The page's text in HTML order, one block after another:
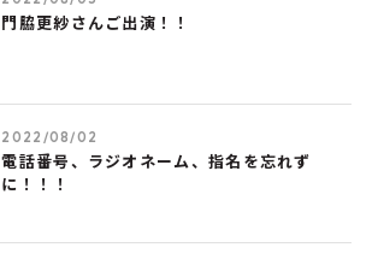
門脇更紗さんご出演！！
2022/08/02
電話番号、ラジオネーム、指名を忘れず
に！！！